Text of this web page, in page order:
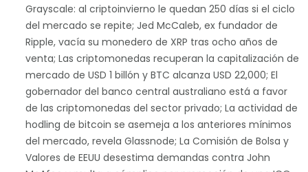
Grayscale: al criptoinvierno le quedan 250 días si el ciclo
del mercado se repite; Jed McCaleb, ex fundador de
Ripple, vacía su monedero de XRP tras ocho años de
venta; Las criptomonedas recuperan la capitalización de
mercado de USD 1 billón y BTC alcanza USD 22,000; El
gobernador del banco central australiano está a favor
de las criptomonedas del sector privado; La actividad de
hodling de bitcoin se asemeja a los anteriores mínimos
del mercado, revela Glassnode; La Comisión de Bolsa y
Valores de EEUU desestima demandas contra John